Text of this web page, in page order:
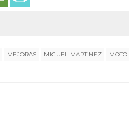
MEJORAS MIGUEL MARTINEZ MOTO